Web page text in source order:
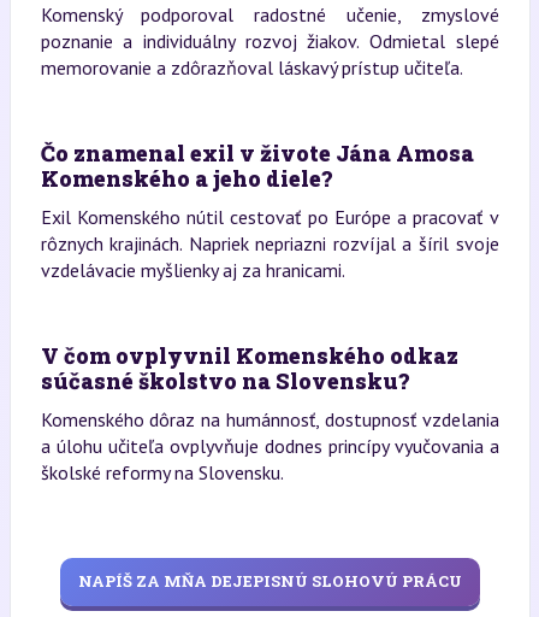
Komenský podporoval radostné učenie, zmyslové
poznanie a individuálny rozvoj žiakov. Odmietal slepé
memorovanie a zdôrazňoval láskavý prístup učiteľa.
Čo znamenal exil v živote Jána Amosa
Komenského a jeho diele?
Exil Komenského nútil cestovať po Európe a pracovať v
rôznych krajinách. Napriek nepriazni rozvíjal a šíril svoje
vzdelávacie myšlienky aj za hranicami.
V čom ovplyvnil Komenského odkaz
súčasné školstvo na Slovensku?
Komenského dôraz na humánnosť, dostupnosť vzdelania
a úlohu učiteľa ovplyvňuje dodnes princípy vyučovania a
školské reformy na Slovensku.
NAPÍŠ ZA MŇA DEJEPISNÚ SLOHOVÚ PRÁCU